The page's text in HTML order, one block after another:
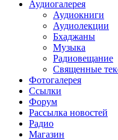
Аудиогалерея
Аудиокниги
Аудиолекции
Бхаджаны
Музыка
Радиовещание
Священные
Фотогалерея
Ссылки
Форум
Рассылка новостей
Радио
Магазин